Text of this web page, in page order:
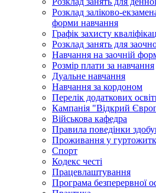
Розклад заліково-
форми навчання
Графік захисту
Розклад занять для
Навчання на заочній
Розмір плати за навчання
Дуальне навчання
Навчання за кордоном
Перелік додаткових
Кампанія "Відкрий
Військова кафедра
Правила поведінки
Проживання у
Спорт
Кодекс честі
Працевлаштування
Програма безперервної